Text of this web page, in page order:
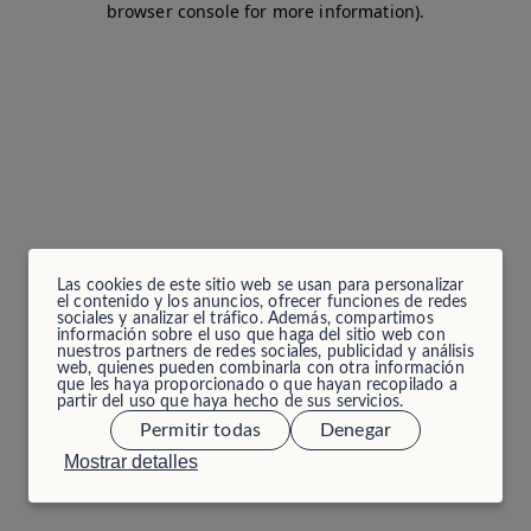
Las cookies de este sitio web se usan para personalizar
el contenido y los anuncios, ofrecer funciones de redes
sociales y analizar el tráfico. Además, compartimos
información sobre el uso que haga del sitio web con
nuestros partners de redes sociales, publicidad y análisis
web, quienes pueden combinarla con otra información
que les haya proporcionado o que hayan recopilado a
partir del uso que haya hecho de sus servicios.
Mostrar detalles
Permitir todas Denegar
browser console for more information).